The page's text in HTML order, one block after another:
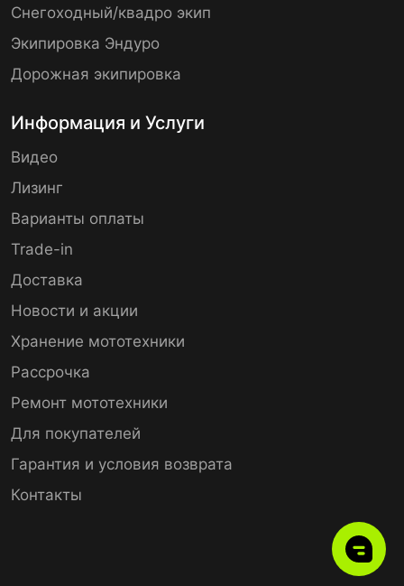
Снегоходный/квадро экип
Экипировка Эндуро
Дорожная экипировка
Информация и Услуги
Видео
Лизинг
Варианты оплаты
Trade-in
Доставка
Новости и акции
Хранение мототехники
Рассрочка
Ремонт мототехники
Для покупателей
Гарантия и условия возврата
Контакты